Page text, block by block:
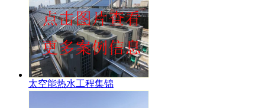
太空能热水工程集锦